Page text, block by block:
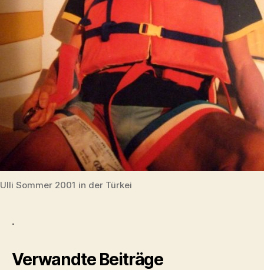
Ulli Sommer 2001 in der Türkei
.
Verwandte Beiträge